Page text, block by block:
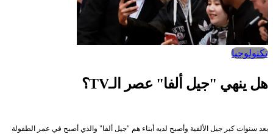
تكنولوجيا
هل ينهي "جيل ألفا" عصر الـTV؟
بعد سنوات كبر جيل الألفية وأصبح لديه أبناء هم "جيل ألفا" والذي أصبح في عمر الطفولة